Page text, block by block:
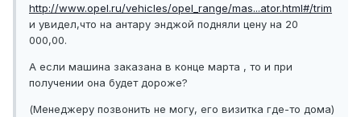
http://www.opel.ru/vehicles/opel_range/mas...ator.html#/trim
и увидел,что на антару энджой подняли цену на 20
000,00.
А если машина заказана в конце марта , то и при
получении она будет дороже?
(Менеджеру позвонить не могу, его визитка где-то дома)